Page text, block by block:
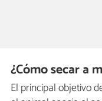
¿Cómo secar a
El principal objetivo